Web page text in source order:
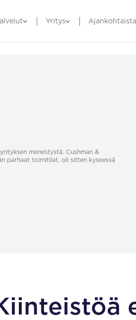
Yritys Ajankohtaista
menestystä. Cushman &
parhaat toimitilat, oli sitten kyseessä